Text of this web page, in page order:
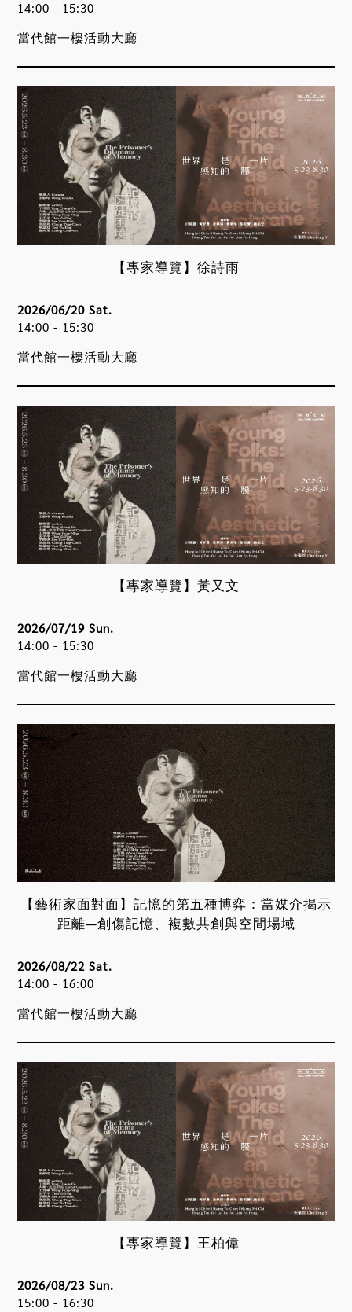
當代館一樓活動大廳
14:00 - 15:30
【專家導覽】徐詩雨
當代館一樓活動大廳
2026/06/20 Sat.
14:00 - 15:30
【專家導覽】黃又文
當代館一樓活動大廳
2026/07/19 Sun.
14:00 - 15:30
【藝術家面對面】記憶的第五種博弈：當媒介揭示
距離—創傷記憶、複數共創與空間場域
當代館一樓活動大廳
2026/08/22 Sat.
14:00 - 16:00
【專家導覽】王柏偉
2026/08/23 Sun.
15:00 - 16:30